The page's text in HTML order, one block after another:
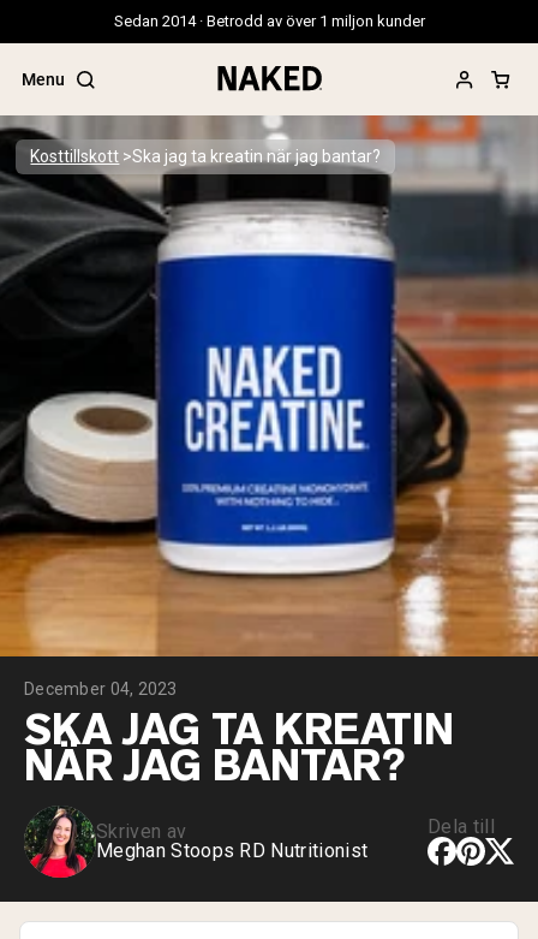
Sedan 2014 · Betrodd av över 1 miljon kunder
Menu
Populära söktermer
”Protein Powder“
”Overnight Oats“
”Vegan protein“
”Micellar Casein“
PROTEIN POWDERSBest Seller
Gräsbetat vassleprotein
Vassleisolat från gräsbetande djur
Getproteinpulver från get
Micellärt kasein
Mass Gainer
Proteinkaffe
VEGAN PROTEIN
Ärtprotein
Jordnötssmör
Fröproteinpulver
Proteindrinkar
Vegan viktökare
Shop All Vegan Protein
Kosttillskott Ska jag ta kreatin när jag bantar?
December 04, 2023
SKA JAG TA KREATIN
NÄR JAG BANTAR?
Skriven av
Meghan Stoops RD Nutritionist
Dela till